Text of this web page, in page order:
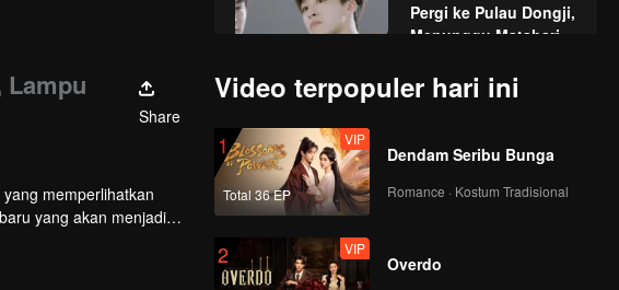
Pergi ke Pulau Dongji,
Menunggu Matahari
EP3(Part 1): R1SE
Kavaleri Aksu untuk
Melatih Kuda
Kesulitan Mendaki
Gunung Bersama
Lampu
Share
memperlihatkan
yang akan menjadi
Video terpopuler hari ini
1
Total 36 EP
VIP
Dendam Seribu Bunga
Romance · Kostum Tradisional
2 VIP
Overdo